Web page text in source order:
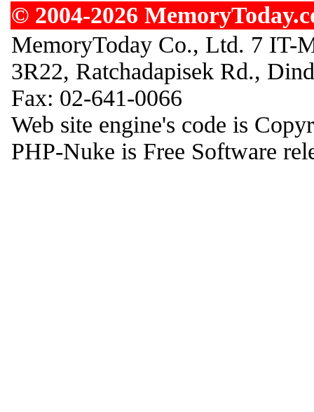
© 2004-2026
MemoryToday Co., Ltd. 7 IT-
3R22, Ratchadapisek Rd.,
Fax: 02-641-0066
Web site engine's code is
PHP-Nuke is Free Software